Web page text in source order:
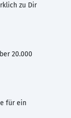
zu Dir
20.000
für ein